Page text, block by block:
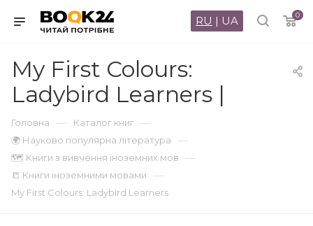
0
RU | UA
My First Colours:
Ladybird Learners |
Головна — Каталог книг —
🌍 Науково популярна література —
🗺 Книги з вивчення іноземних мов —
📒 Книги іноземними мовами —
My First Colours: Ladybird Learners